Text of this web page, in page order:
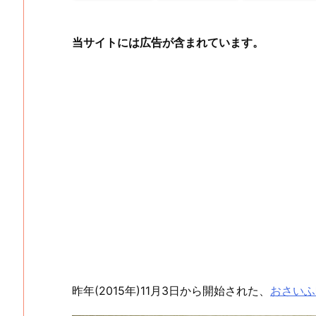
当サイトには広告が含まれています。
昨年(2015年)11月3日から開始された、 おさい